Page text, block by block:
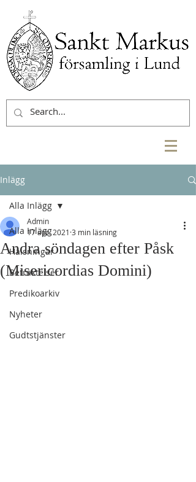
Inlägg
Alla Inlägg
Hälsningar
Betraktelser
Predikoarkiv
Nyheter
Gudtstjänster
Alla Inlägg
Andra söndagen efter Påsk
(Misericordias Domini)
Admin
17 apr. 2021 3 min läsning